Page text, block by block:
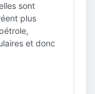
sont
plus
et donc